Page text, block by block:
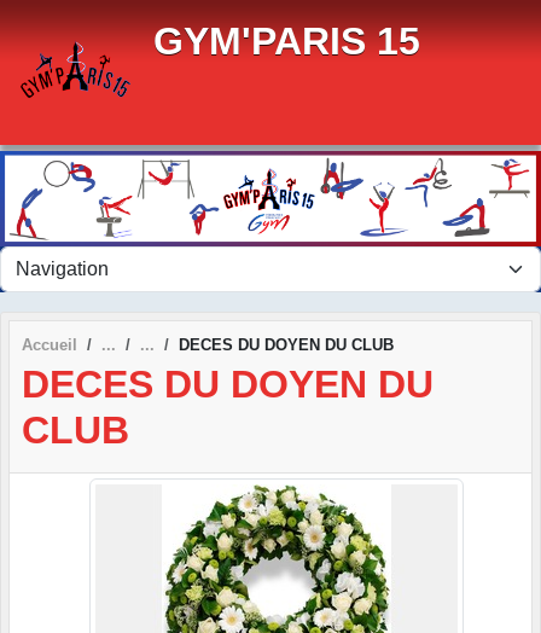
GYM'PARIS 15
Accueil DECES DU DOYEN DU CLUB
DECES DU DOYEN DU
CLUB